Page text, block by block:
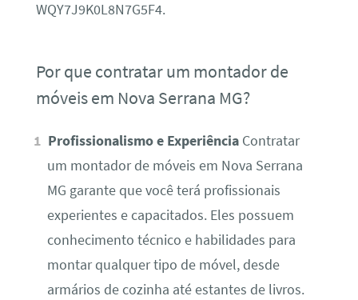
WQY7J9K0L8N7G5F4.
Por que contratar um montador de
móveis em Nova Serrana MG?
Profissionalismo e Experiência Contratar
um montador de móveis em Nova Serrana
MG garante que você terá profissionais
experientes e capacitados. Eles possuem
conhecimento técnico e habilidades para
montar qualquer tipo de móvel, desde
armários de cozinha até estantes de livros.